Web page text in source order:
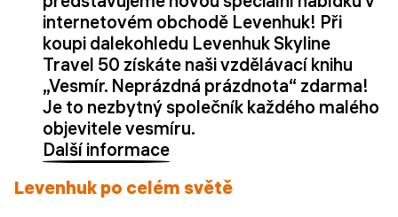
internetovém obchodě Levenhuk! Při
koupi dalekohledu Levenhuk Skyline
Travel 50 získáte naši vzdělávací knihu
„Vesmír. Neprázdná prázdnota“ zdarma!
Je to nezbytný společník každého malého
objevitele vesmíru.
Další informace
Levenhuk po celém světě